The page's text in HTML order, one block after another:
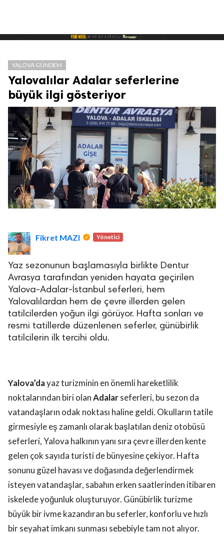
Asayiş
Saklıdır.
YALOVA GÜNDEM
Yalovalılar Adalar seferlerine
büyük ilgi gösteriyor
Fikret MAZI Yönetici
Yaz sezonunun başlamasıyla birlikte Dentur
Avrasya tarafından yeniden hayata geçirilen
Yalova-Adalar-İstanbul seferleri, hem
Yalovalılardan hem de çevre illerden gelen
tatilcilerden yoğun ilgi görüyor. Hafta sonları ve
resmi tatillerde düzenlenen seferler, günübirlik
tatilcilerin ilk tercihi oldu.
Yalova’dayaz turizminin en önemli hareketlilik
noktalarından biri olanAdalarseferleri, bu sezon da
vatandaşların odak noktası haline geldi. Okulların tatile
girmesiyle eş zamanlı olarak başlatılan deniz otobüsü
seferleri, Yalova halkının yanı sıra çevre illerden kente
gelen çok sayıda turisti de bünyesine çekiyor. Hafta
sonunu güzel havası ve doğasında değerlendirmek
isteyen vatandaşlar, sabahın erken saatlerinden itibaren
iskelede yoğunluk oluşturuyor. Günübirlik turizme
büyük bir ivme kazandıran bu seferler, konforlu ve hızlı
bir seyahat imkanı sunması sebebiyle tam not alıyor.